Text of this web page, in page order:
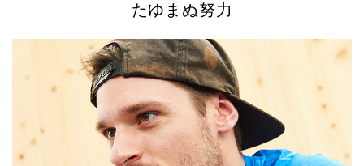
たゆまぬ努力